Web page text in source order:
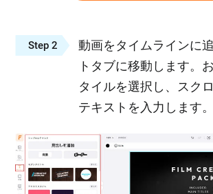
Step 2
動画をタイムラインに
トタブに移動します。
タイルを選択し、スク
テキストを入力します。